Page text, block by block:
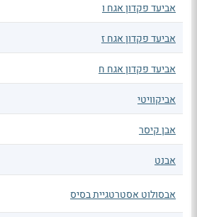
אביעד פקדון אגח ו
אביעד פקדון אגח ז
אביעד פקדון אגח ח
אביקוויטי
אבן קיסר
אבנט
אבסולוט אסטרטגיית בסיס